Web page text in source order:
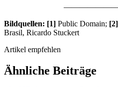
Bildquellen: [1] Public Domain; [2]
Brasil, Ricardo Stuckert
Artikel empfehlen
Ähnliche Beiträge